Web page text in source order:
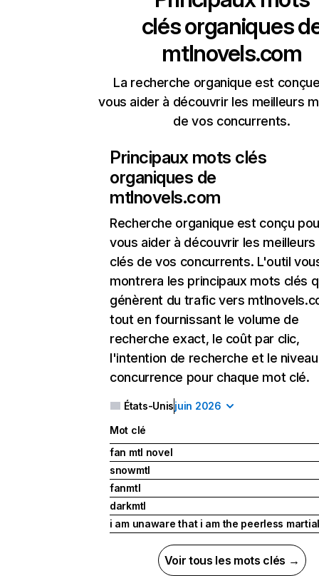
clés organiques
mtlnovels.com
La recherche organique est
vous aider à découvrir les meilleurs
de vos concurrents.
Principaux mots clés
organiques de
mtlnovels.com
Recherche organique est conçu
vous aider à découvrir les
clés de vos concurrents. L'outil
montrera les principaux mots clés
génèrent du trafic vers
tout en fournissant le volume de
recherche exact, le coût par clic,
l'intention de recherche et le
concurrence pour chaque mot clé.
États-Unisjuin 2026
Mot clé
fan mtl novel
snowmtl
fanmtl
darkmtl
i am unaware that i am the peerless
Voir tous les mots clés →